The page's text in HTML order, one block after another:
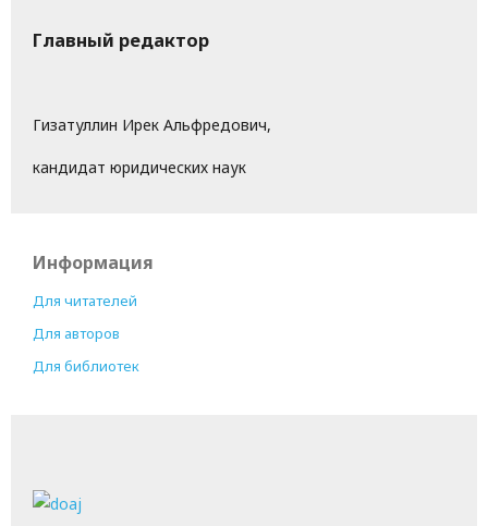
Главный редактор
Гизатуллин Ирек Альфредович,
кандидат юридических наук
Информация
Для читателей
Для авторов
Для библиотек